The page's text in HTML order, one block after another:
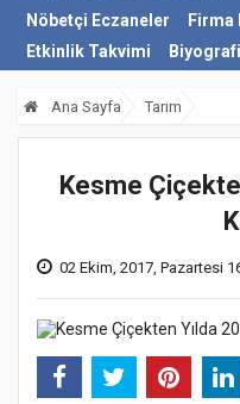
Nöbetçi Eczaneler
Firma
Etkinlik Takvimi
Ana Sayfa Tarım
Kesme
02 Ekim, 2017, Pazartesi